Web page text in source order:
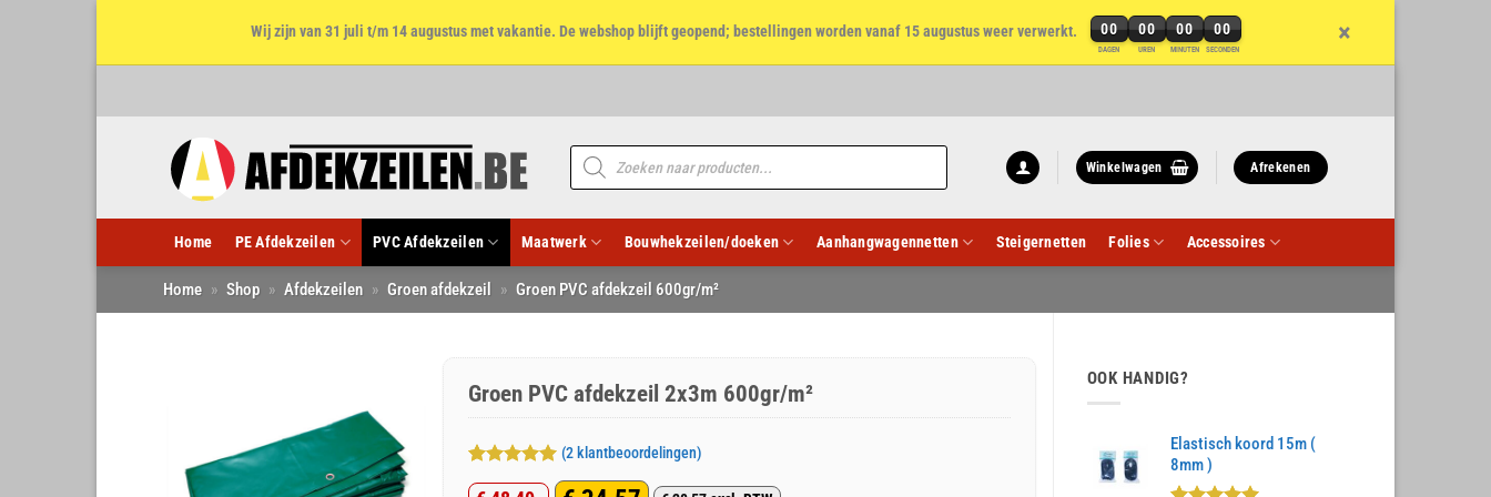
Wij zijn van 31 juli t/m 14 augustus met vakantie. De webshop blijft geopend; bestellingen worden vanaf 15 augustus weer verwerkt. 00
DAGEN
00
UREN
00
MINUTEN
00
SECONDEN
×
Producten
zoeken
Winkelwagen Afrekenen
Home PE Afdekzeilen PVC Afdekzeilen Maatwerk Bouwhekzeilen/doeken Aanhangwagennetten Steigernetten Folies Accessoires
Home » Shop » Afdekzeilen » Groen afdekzeil » Groen PVC afdekzeil 600gr/m²
OOK HANDIG?
Elastisch koord 15m (
8mm )
Groen PVC afdekzeil 2x3m 600gr/m²
Gewaardeerd
2
(2 klantbeoordelingen)